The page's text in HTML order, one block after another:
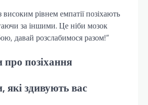
рівнем емпатії позіхають
за іншими. Це ніби мозок
давай розслабимося разом!”
позіхання
які здивують вас